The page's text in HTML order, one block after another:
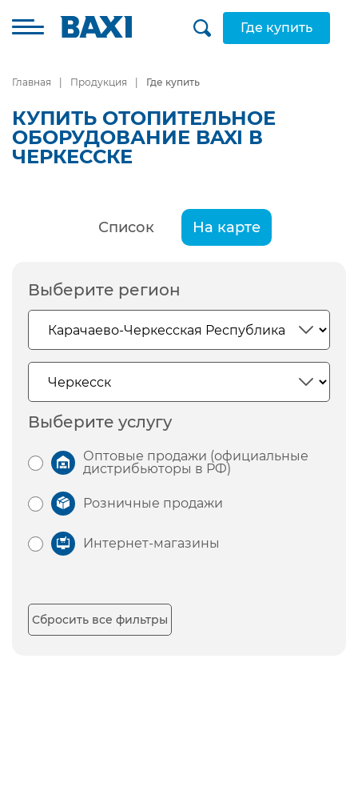
Где купить
Главная Продукция Где купить
КУПИТЬ ОТОПИТЕЛЬНОЕ
ОБОРУДОВАНИЕ BAXI В
ЧЕРКЕССКЕ
Список На карте
Выберите регион
Выберите услугу
Оптовые продажи (официальные
дистрибьюторы в РФ)
Розничные продажи
Интернет-магазины
Сбросить все фильтры